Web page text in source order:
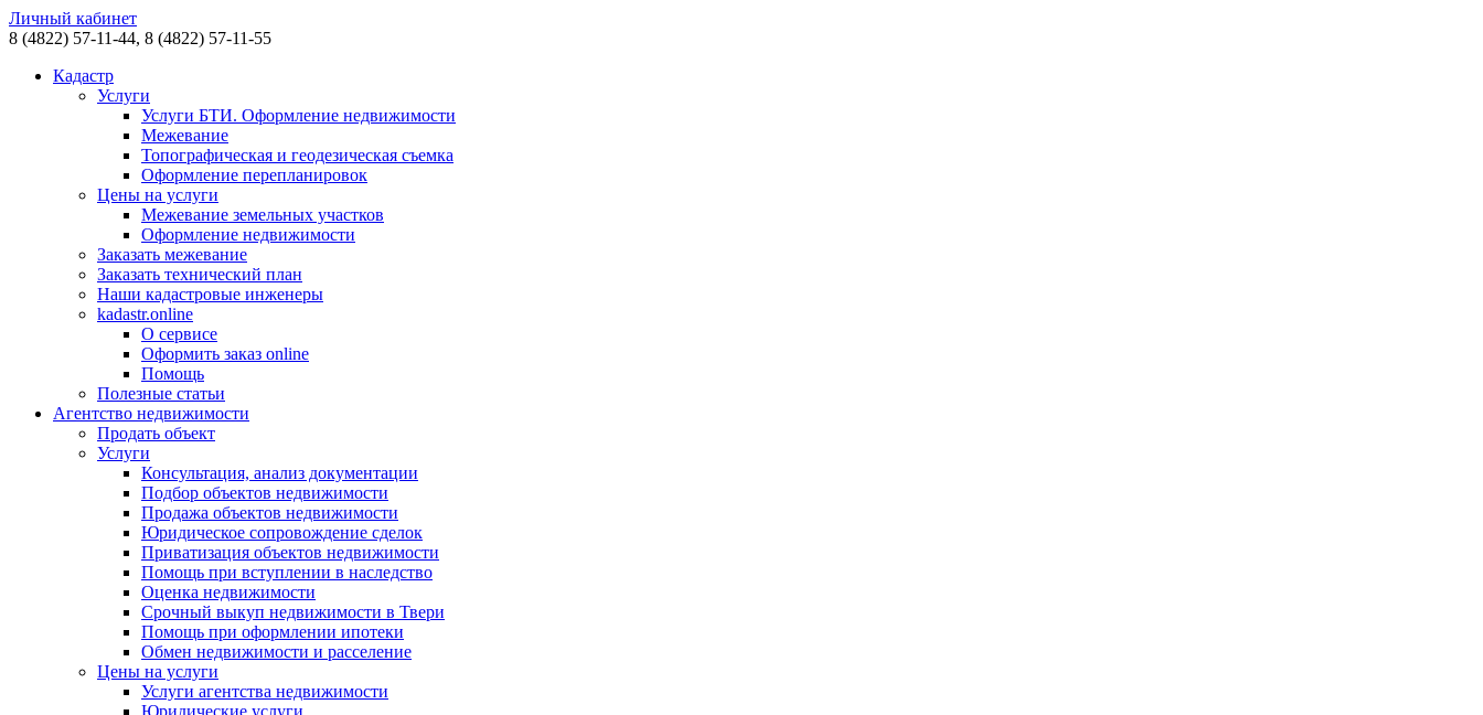
Личный кабинет
8 (4822) 57-11-44, 8 (4822) 57-11-55
Кадастр
Услуги
Услуги БТИ. Оформление недвижимости
Межевание
Топографическая и геодезическая съемка
Оформление перепланировок
Цены на услуги
Межевание земельных участков
Оформление недвижимости
Заказать межевание
Заказать технический план
Наши кадастровые инженеры
kadastr.online
О сервисе
Оформить заказ online
Помощь
Полезные статьи
Агентство недвижимости
Продать объект
Услуги
Консультация, анализ документации
Подбор объектов недвижимости
Продажа объектов недвижимости
Юридическое сопровождение сделок
Приватизация объектов недвижимости
Помощь при вступлении в наследство
Оценка недвижимости
Срочный выкуп недвижимости в Твери
Помощь при оформлении ипотеки
Обмен недвижимости и расселение
Цены на услуги
Услуги агентства недвижимости
Юридические услуги